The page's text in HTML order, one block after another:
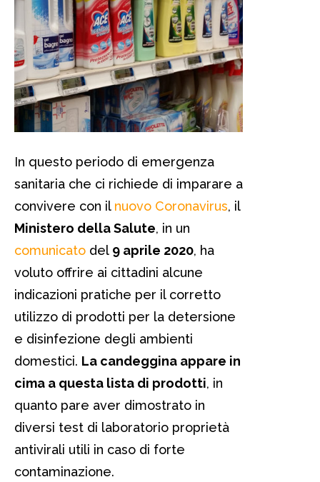
In questo periodo di emergenza
sanitaria che ci richiede di imparare a
convivere con il nuovo Coronavirus, il
Ministero della Salute, in un
comunicato del 9 aprile 2020, ha
voluto offrire ai cittadini alcune
indicazioni pratiche per il corretto
utilizzo di prodotti per la detersione
e disinfezione degli ambienti
domestici. La candeggina appare in
cima a questa lista di prodotti, in
quanto pare aver dimostrato in
diversi test di laboratorio proprietà
antivirali utili in caso di forte
contaminazione.